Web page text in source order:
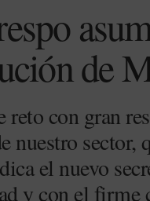
de
reto con gran
nuestro sector,
el nuevo
y con el firme